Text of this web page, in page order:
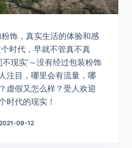
粉饰，真实生活的体验和感
时代，早就不管真不真
现实’～没有经过包装粉饰
注目，哪里会有流量，哪
虚假又怎么样？受人欢迎
时代的现实！
09-12